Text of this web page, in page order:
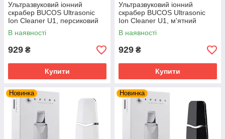
Ультразвуковий іонний
скрабер BUCOS Ultrasonic
Ion Cleaner U1, персиковий
В наявності
929 ₴
Купити
Ультразвуковий іонний
скрабер BUCOS Ultrasonic
Ion Cleaner U1, м'ятний
В наявності
929 ₴
Купити
Новинка Новинка